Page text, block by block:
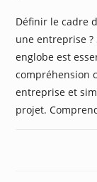
Définir le cadre
une entreprise
englobe est
compréhension
entreprise et
projet.